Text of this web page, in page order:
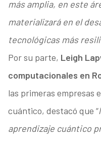
más amplia, en este
materializará en el
tecnológicas más
Por su parte, Leigh
computacionales en
las primeras empresas
cuántico, destacó que “
aprendizaje cuántico